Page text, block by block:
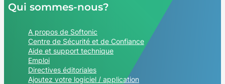
Qui sommes-nous?
A propos de Softonic
Centre de Sécurité et de Confiance
Aide et support technique
Emploi
Directives éditoriales
Ajoutez votre logiciel / application